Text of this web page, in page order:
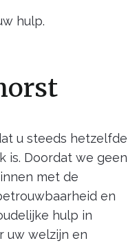
hulp.
u steeds hetzelfde
is. Doordat we geen
met de
en
hulp in
uw welzijn en